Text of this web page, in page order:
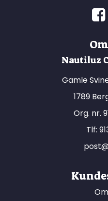
Nautiluz
Gamle
1789
Org. nr.
Tlf: